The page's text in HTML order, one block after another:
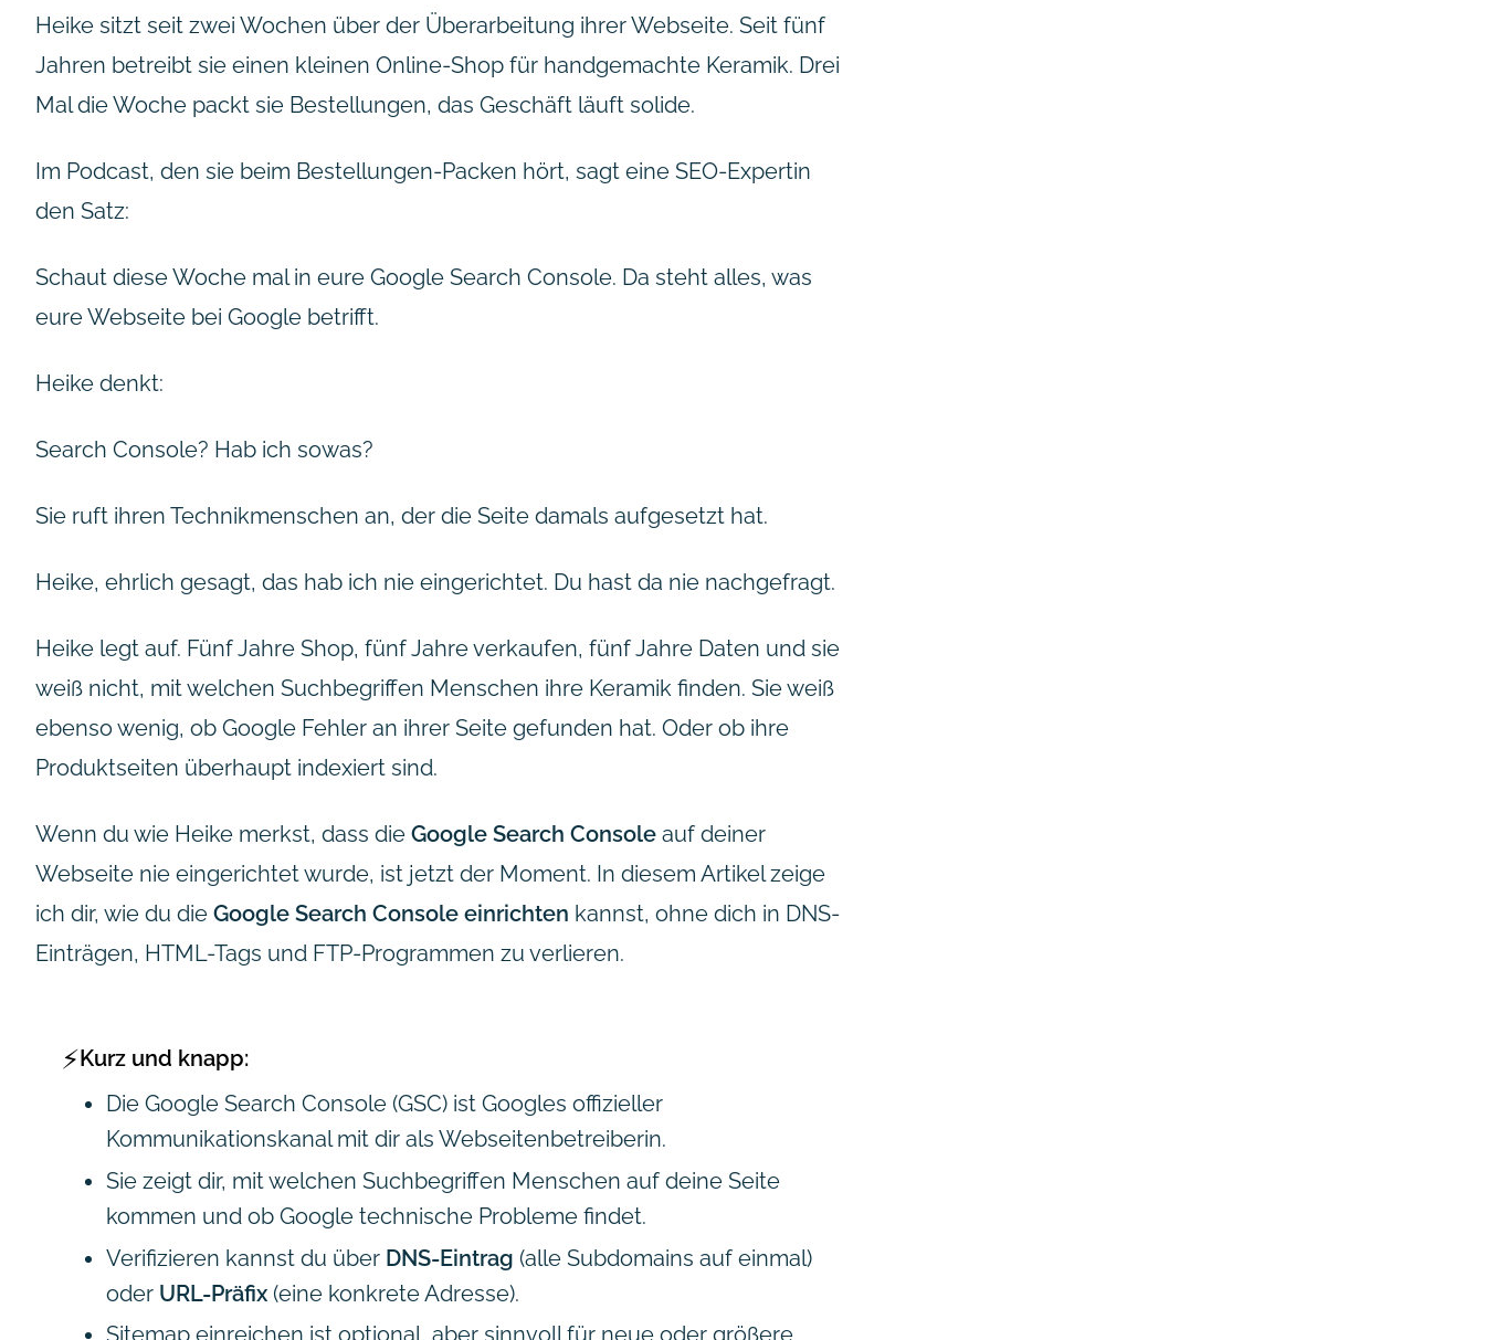
Heike sitzt seit zwei Wochen über der Überarbeitung ihrer Webseite. Seit fünf
Jahren betreibt sie einen kleinen Online-Shop für handgemachte Keramik. Drei
Mal die Woche packt sie Bestellungen, das Geschäft läuft solide.
Im Podcast, den sie beim Bestellungen-Packen hört, sagt eine SEO-Expertin
den Satz:
Schaut diese Woche mal in eure Google Search Console. Da steht alles, was
eure Webseite bei Google betrifft.
Heike denkt:
Search Console? Hab ich sowas?
Sie ruft ihren Technikmenschen an, der die Seite damals aufgesetzt hat.
Heike, ehrlich gesagt, das hab ich nie eingerichtet. Du hast da nie nachgefragt.
Heike legt auf. Fünf Jahre Shop, fünf Jahre verkaufen, fünf Jahre Daten und sie
weiß nicht, mit welchen Suchbegriffen Menschen ihre Keramik finden. Sie weiß
ebenso wenig, ob Google Fehler an ihrer Seite gefunden hat. Oder ob ihre
Produktseiten überhaupt indexiert sind.
Wenn du wie Heike merkst, dass die Google Search Console auf deiner
Webseite nie eingerichtet wurde, ist jetzt der Moment. In diesem Artikel zeige
ich dir, wie du die Google Search Console einrichten kannst, ohne dich in DNS-
Einträgen, HTML-Tags und FTP-Programmen zu verlieren.
⚡Kurz und knapp:
Die Google Search Console (GSC) ist Googles offizieller
Kommunikationskanal mit dir als Webseitenbetreiberin.
Sie zeigt dir, mit welchen Suchbegriffen Menschen auf deine Seite
kommen und ob Google technische Probleme findet.
Verifizieren kannst du über DNS-Eintrag (alle Subdomains auf einmal)
oder URL-Präfix (eine konkrete Adresse).
Sitemap einreichen ist optional, aber sinnvoll für neue oder größere